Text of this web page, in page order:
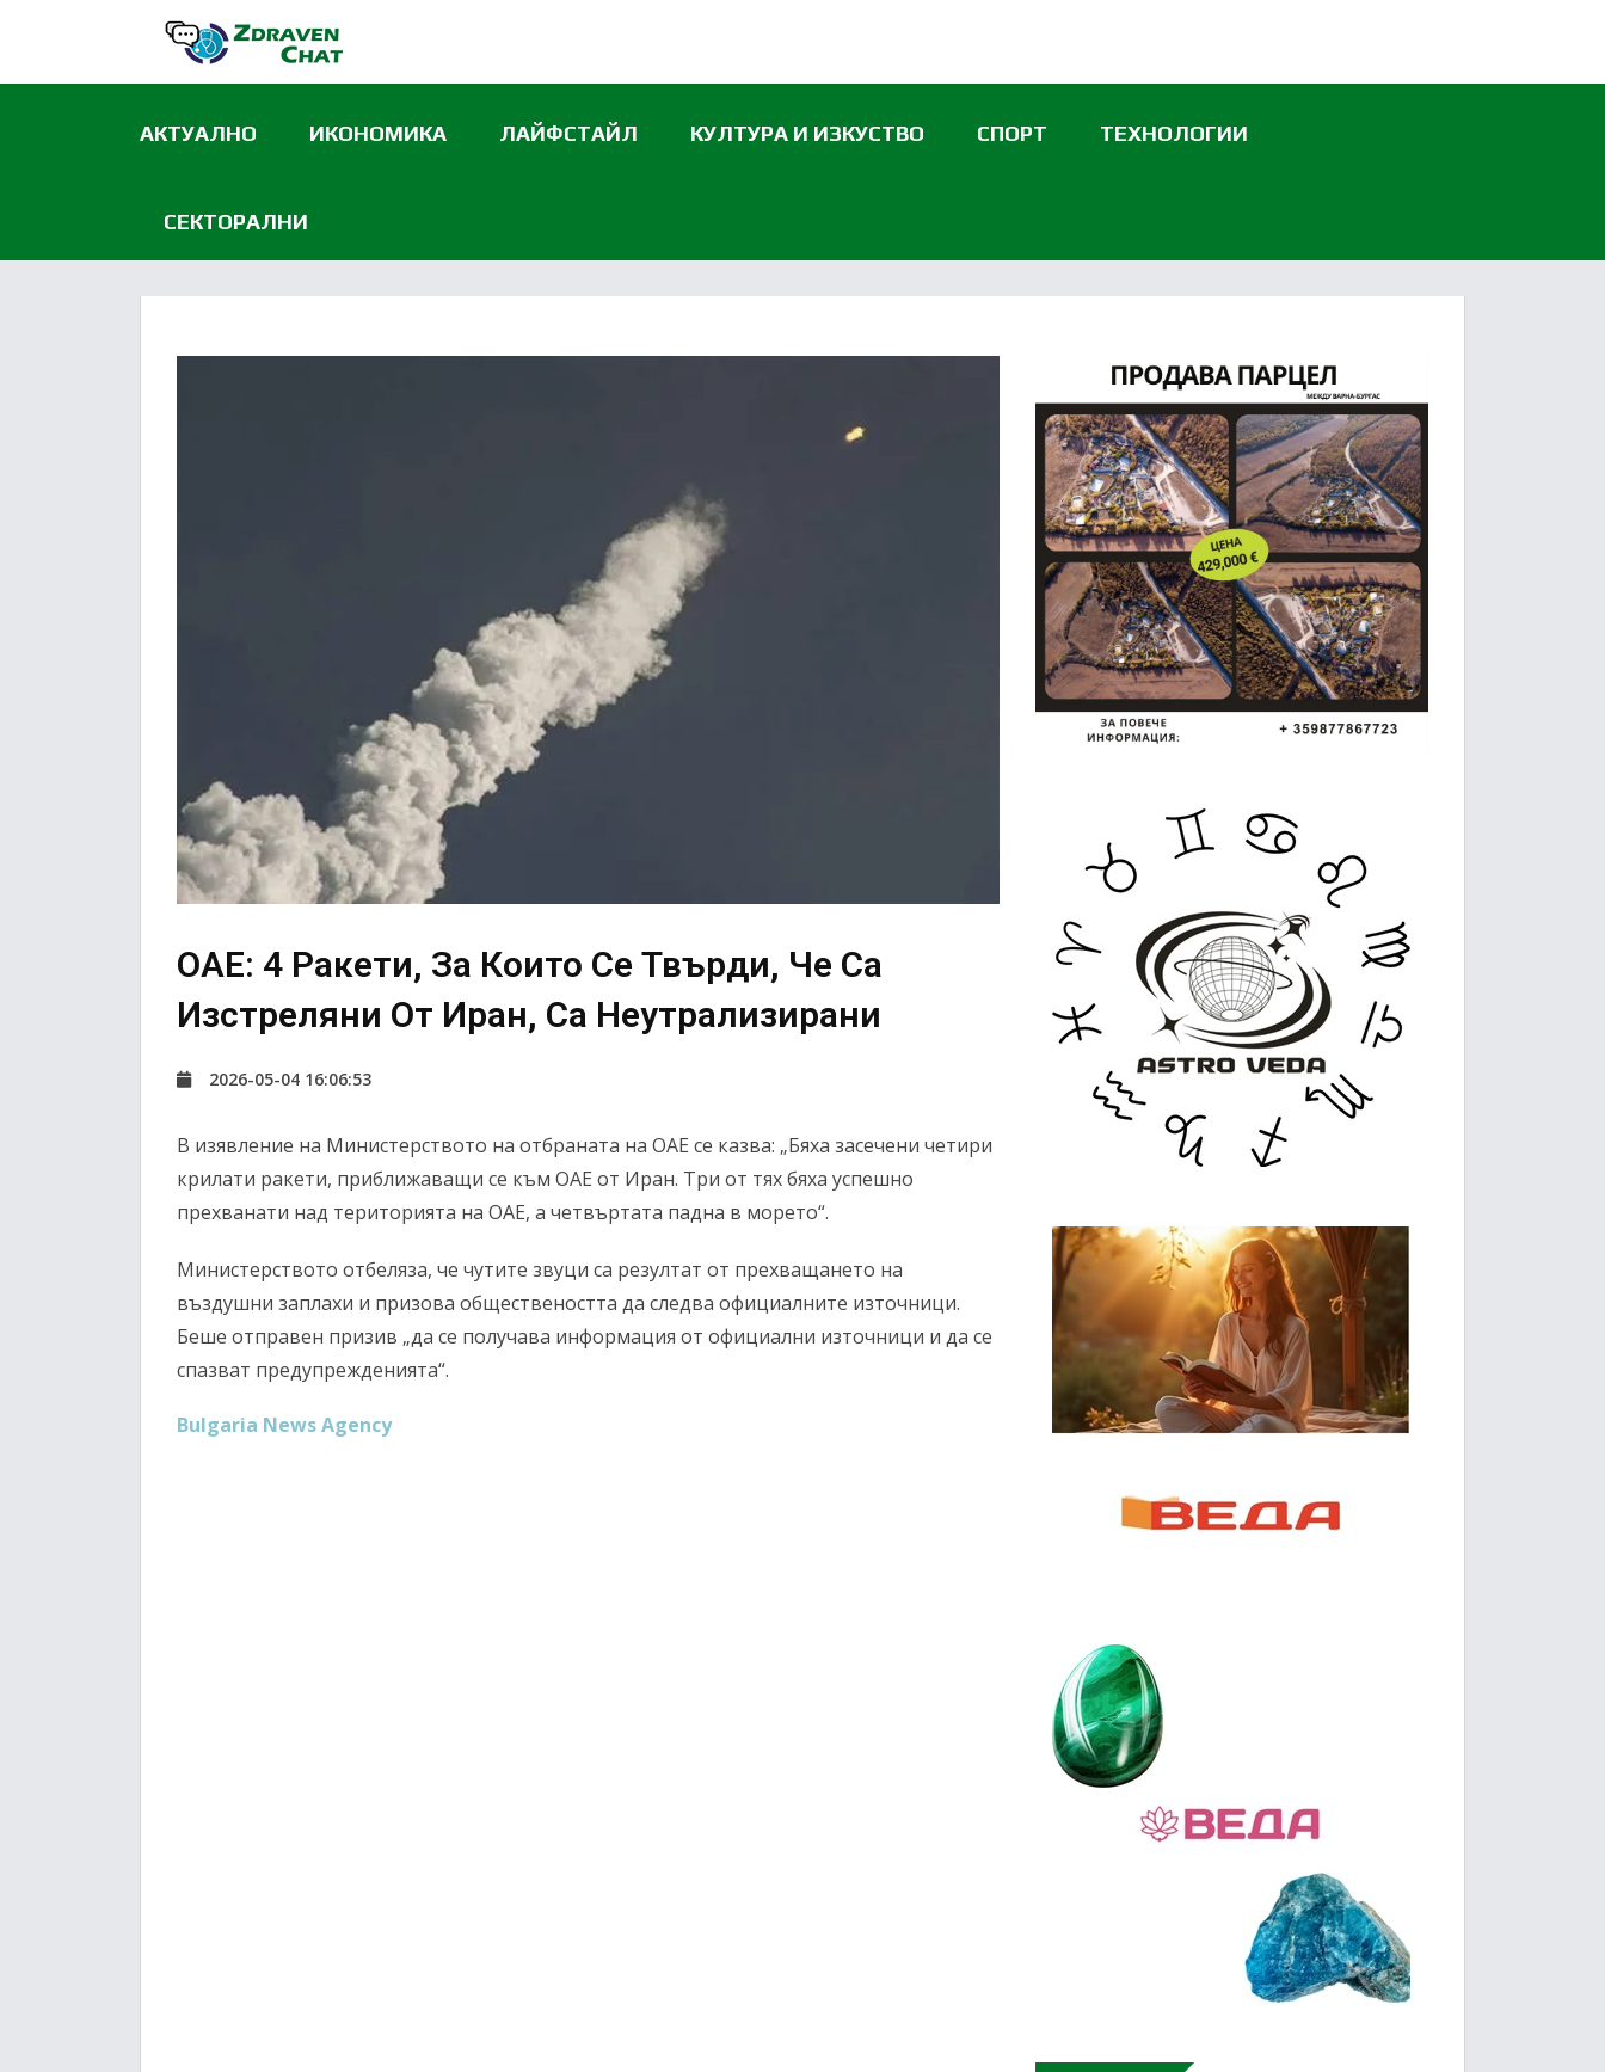
АКТУАЛНО ИКОНОМИКА ЛАЙФСТАЙЛ КУЛТУРА И ИЗКУСТВО СПОРТ ТЕХНОЛОГИИ
СЕКТОРАЛНИ
ОАЕ: 4 Ракети, За Които Се Твърди, Че Са
Изстреляни От Иран, Са Неутрализирани
2026-05-04 16:06:53
В изявление на Министерството на отбраната на ОАЕ се казва: „Бяха засечени четири
крилати ракети, приближаващи се към ОАЕ от Иран. Три от тях бяха успешно
прехванати над територията на ОАЕ, а четвъртата падна в морето“.
Министерството отбеляза, че чутите звуци са резултат от прехващането на
въздушни заплахи и призова обществеността да следва официалните източници.
Беше отправен призив „да се получава информация от официални източници и да се
спазват предупрежденията“.
Bulgaria News Agency